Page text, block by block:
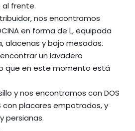
al frente.
nos encontramos
en forma de L, equipada
alacenas y bajo mesadas.
un lavadero
que en este momento está
y nos encontramos con DOS
con placares empotrados, y
persianas.